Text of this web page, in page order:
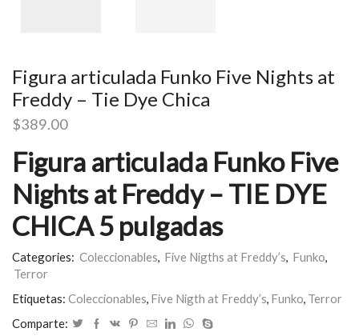
Figura articulada Funko Five Nights at
Freddy – Tie Dye Chica
$389.00
Figura articulada Funko Five
Nights at Freddy – TIE DYE
CHICA 5 pulgadas
Categories: Coleccionables, Five Nigths at Freddy’s, Funko,
Terror
Etiquetas: Coleccionables, Five Nigth at Freddy’s, Funko, Terror
Comparte: